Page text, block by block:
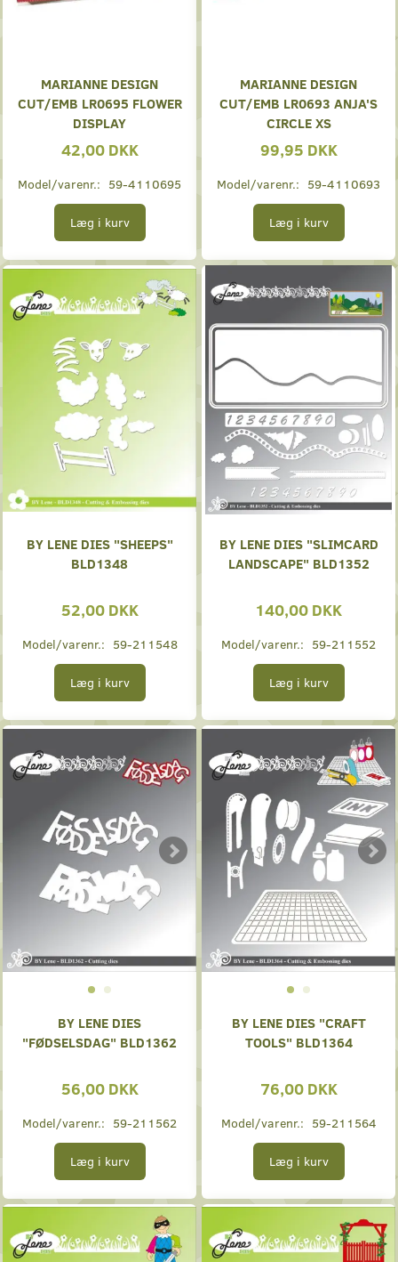
MARIANNE DESIGN
CUT/EMB LR0695 FLOWER
DISPLAY
42,00 DKK
Model/varenr.: 59-4110695
Læg i kurv
MARIANNE DESIGN
CUT/EMB LR0693 ANJA'S
CIRCLE XS
99,95 DKK
Model/varenr.: 59-4110693
Læg i kurv
BY LENE DIES "SHEEPS"
BLD1348
52,00 DKK
Model/varenr.: 59-211548
Læg i kurv
BY LENE DIES "SLIMCARD
LANDSCAPE" BLD1352
140,00 DKK
Model/varenr.: 59-211552
Læg i kurv
BY LENE DIES
"FØDSELSDAG" BLD1362
56,00 DKK
Model/varenr.: 59-211562
Læg i kurv
BY LENE DIES "CRAFT
TOOLS" BLD1364
76,00 DKK
Model/varenr.: 59-211564
Læg i kurv